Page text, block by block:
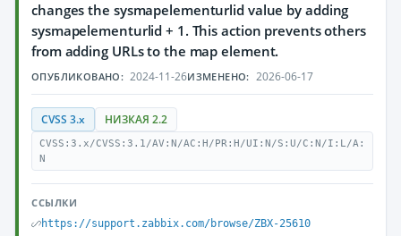
changes the sysmapelementurlid value by adding
sysmapelementurlid + 1. This action prevents others
from adding URLs to the map element.
ОПУБЛИКОВАНО: 2024-11-26ИЗМЕНЕНО: 2026-06-17
CVSS 3.x НИЗКАЯ 2.2
CVSS:3.x/CVSS:3.1/AV:N/AC:H/PR:H/UI:N/S:U/C:N/I:L/A:
N
ССЫЛКИ
https://support.zabbix.com/browse/ZBX-25610